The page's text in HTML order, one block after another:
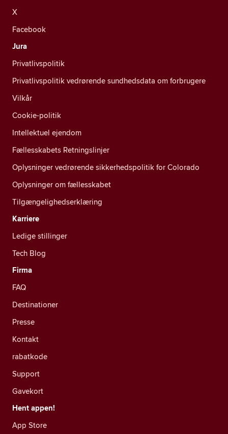
X
Facebook
Jura
Privatlivspolitik
Privatlivspolitik vedrørende sundhedsdata om forbrugere
Vilkår
Cookie-politik
Intellektuel ejendom
Fællesskabets Retningslinjer
Oplysninger vedrørende sikkerhedspolitik for Colorado
Oplysninger om fællesskabet
Tilgængelighedserklæring
Karriere
Ledige stillinger
Tech Blog
Firma
FAQ
Destinationer
Presse
Kontakt
rabatkode
Support
Gavekort
Hent appen!
App Store